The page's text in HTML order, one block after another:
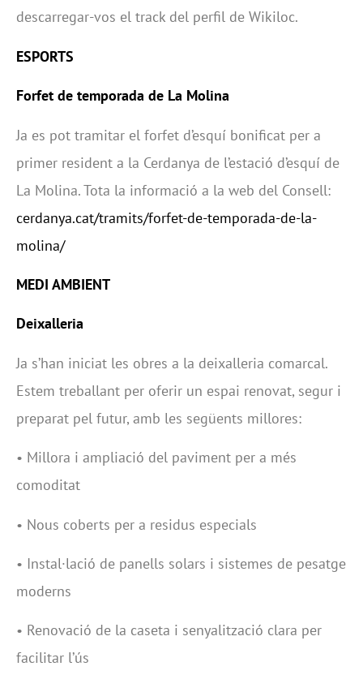
descarregar-vos el track del perfil de Wikiloc.
ESPORTS
Forfet de temporada de La Molina
Ja es pot tramitar el forfet d’esquí bonificat per a
primer resident a la Cerdanya de l’estació d’esquí de
La Molina. Tota la informació a la web del Consell:
cerdanya.cat/tramits/forfet-de-temporada-de-la-
molina/
MEDI AMBIENT
Deixalleria
Ja s’han iniciat les obres a la deixalleria comarcal.
Estem treballant per oferir un espai renovat, segur i
preparat pel futur, amb les següents millores:
• Millora i ampliació del paviment per a més
comoditat
• Nous coberts per a residus especials
• Instal·lació de panells solars i sistemes de pesatge
moderns
• Renovació de la caseta i senyalització clara per
facilitar l’ús